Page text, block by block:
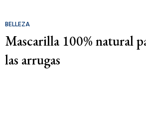
BELLEZA
Mascarilla 100% natural
las arrugas